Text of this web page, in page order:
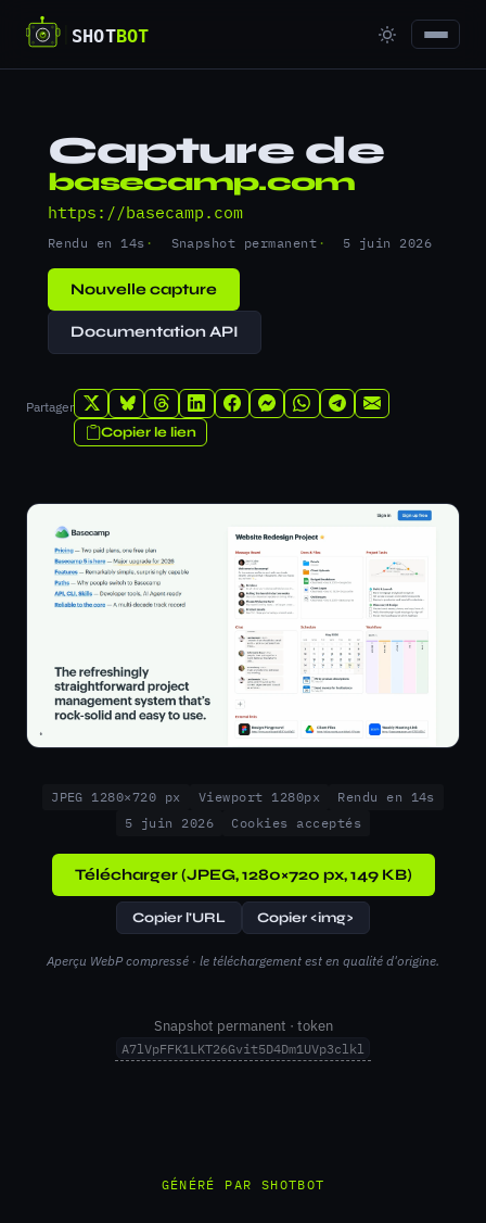
Capture de
basecamp.com
https://basecamp.com
Rendu en 14s Snapshot permanent 5 juin 2026
Nouvelle capture
Documentation API
Partager
Copier le lien
JPEG 1280×720 px Viewport 1280px
Rendu en 14s
5 juin 2026
Cookies acceptés
Télécharger (JPEG, 1280×720 px, 149 KB)
Copier l'URL Copier <img>
Aperçu WebP compressé · le téléchargement est en qualité d'origine.
Snapshot permanent · token
A7lVpFFK1LKT26Gvit5D4Dm1UVp3clkl
GÉNÉRÉ PAR SHOTBOT